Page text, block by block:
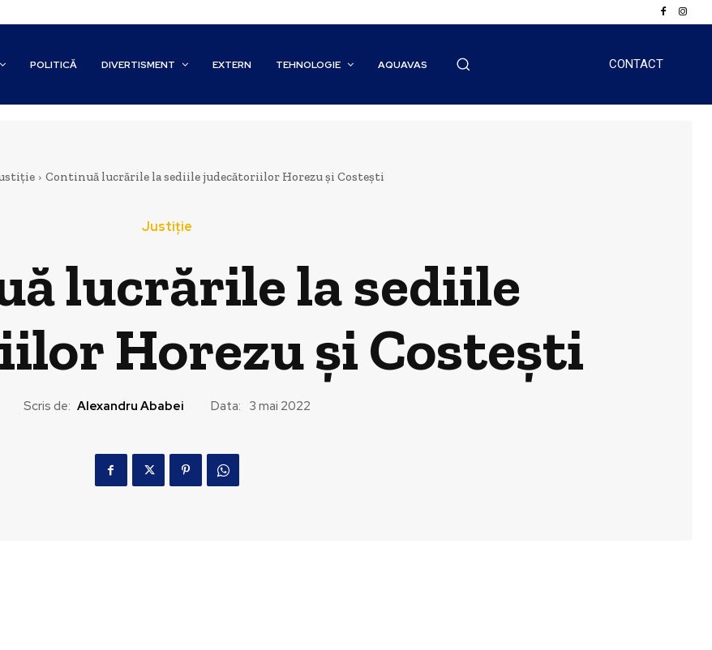
POLITICĂ DIVERTISMENT EXTERN TEHNOLOGIE AQUAVAS CONTACT
Continuă lucrările la sediile judecătoriilor Horezu și Costești
Justiție
lucrările la sediile
Horezu și Costești
Scris de: Alexandru Ababei Data: 3 mai 2022